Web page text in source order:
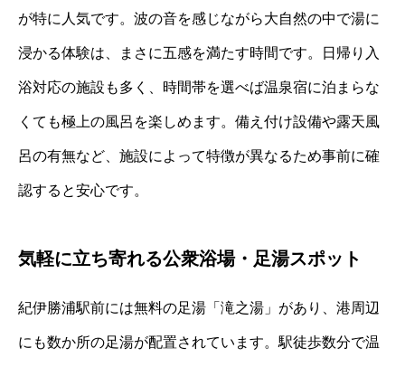
が特に人気です。波の音を感じながら大自然の中で湯に
浸かる体験は、まさに五感を満たす時間です。日帰り入
浴対応の施設も多く、時間帯を選べば温泉宿に泊まらな
くても極上の風呂を楽しめます。備え付け設備や露天風
呂の有無など、施設によって特徴が異なるため事前に確
認すると安心です。
気軽に立ち寄れる公衆浴場・足湯スポット
紀伊勝浦駅前には無料の足湯「滝之湯」があり、港周辺
にも数か所の足湯が配置されています。駅徒歩数分で温